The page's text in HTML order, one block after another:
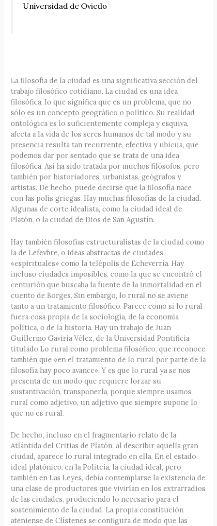
Universidad de Oviedo
La filosofía de la ciudad es una significativa sección del
trabajo filosófico cotidiano. La ciudad es una idea
filosófica, lo que significa que es un problema, que no
sólo es un concepto geográfico o político. Su realidad
ontológica es lo suficientemente compleja y esquiva,
afecta a la vida de los seres humanos de tal modo y su
presencia resulta tan recurrente, efectiva y ubicua, que
podemos dar por sentado que se trata de una idea
filosófica. Así ha sido tratada por muchos filósofos, pero
también por historiadores, urbanistas, geógrafos y
artistas. De hecho, puede decirse que la filosofía nace
con las polis griegas. Hay muchas filosofías de la ciudad.
Algunas de corte idealista, como la ciudad ideal de
Platón, o la ciudad de Dios de San Agustín.
Hay también filosofías estructuralistas de la ciudad como
la de Lefevbre, o ideas abstractas de ciudades
«espirituales» como la telépolis de Echeverría. Hay
incluso ciudades imposibles, como la que se encontró el
centurión que buscaba la fuente de la inmortalidad en el
cuento de Borges. Sin embargo, lo rural no se aviene
tanto a un tratamiento filosófico. Parece como si lo rural
fuera cosa propia de la sociología, de la economía
política, o de la historia. Hay un trabajo de Juan
Guillermo Gaviria Vélez, de la Universidad Pontificia
titulado Lo rural como problema filosófico, que reconoce
también que «en el tratamiento de lo rural por parte de la
filosofía hay poco avance». Y es que lo rural ya se nos
presenta de un modo que requiere forzar su
sustantivación, transponerla, porque siempre usamos
rural como adjetivo, un adjetivo que siempre supone lo
que no es rural.
De hecho, incluso en el fragmentario relato de la
Atlántida del Critias de Platón, al describir aquella gran
ciudad, aparece lo rural integrado en ella. En el estado
ideal platónico, en la Politeia, la ciudad ideal, pero
también en Las Leyes, debía contemplarse la existencia de
una clase de productores que vivirían en los extrarradios
de las ciudades, produciendo lo necesario para el
sostenimiento de la ciudad. La propia constitución
ateniense de Clístenes se configura de modo que las